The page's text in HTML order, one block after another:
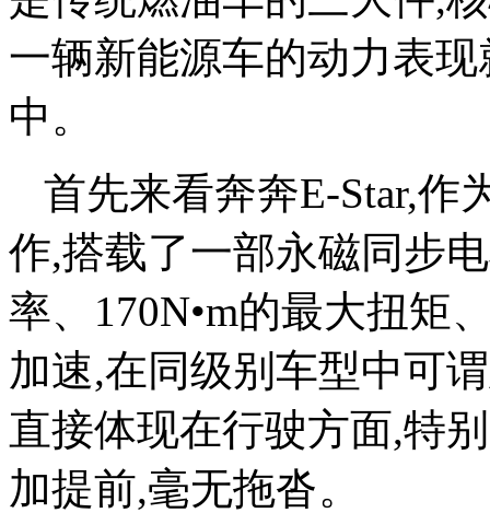
一辆新能源车的动力表
中。
首先来看奔奔E-Star,作
作,搭载了一部永磁同步
率、170N•m的最大扭矩
加速,在同级别车型中可
直接体现在行驶方面,特
加提前,毫无拖沓。